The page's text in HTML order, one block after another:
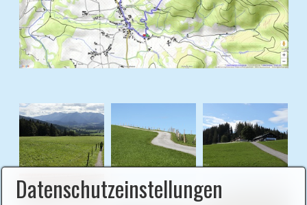
n
L
i
g
h
b
x
ö
f
f
d
i
n
i
Datenschutzeinstellungen